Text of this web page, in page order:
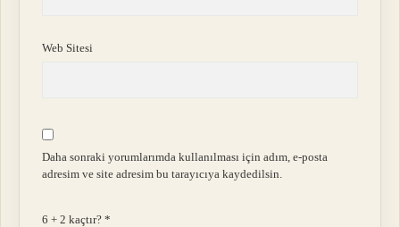
Web Sitesi
Daha sonraki yorumlarımda kullanılması için adım, e-posta
adresim ve site adresim bu tarayıcıya kaydedilsin.
6 + 2 kaçtır?*